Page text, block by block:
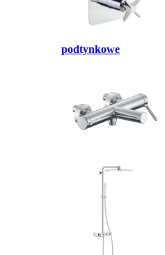
podtynkowe